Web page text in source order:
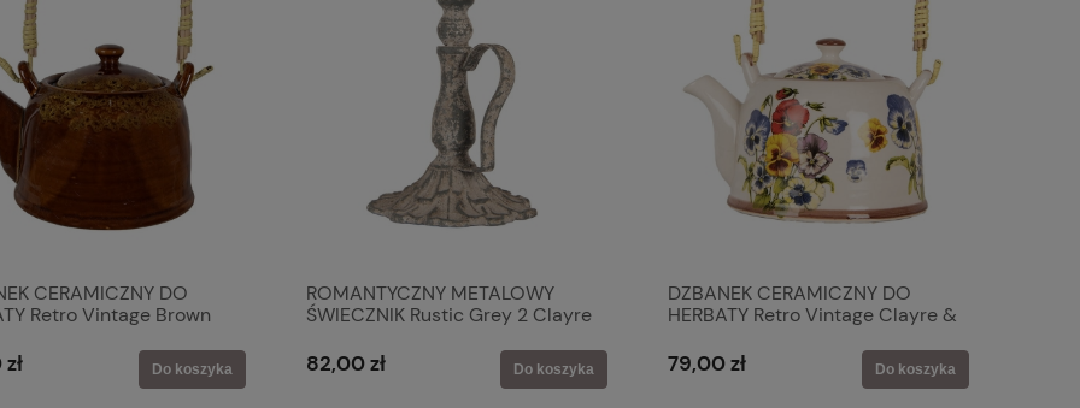
CERAMICZNY DO
Retro Vintage Brown
Do koszyka
ROMANTYCZNY METALOWY
ŚWIECZNIK Rustic Grey 2 Clayre
82,00 zł Do koszyka
DZBANEK CERAMICZNY DO
HERBATY Retro Vintage Clayre &
79,00 zł Do koszyka